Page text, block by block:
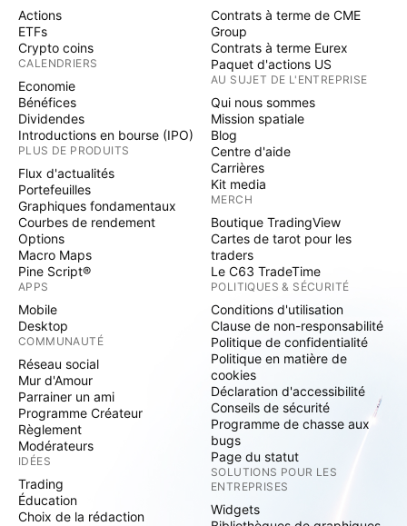
Actions
ETFs
Crypto coins
CALENDRIERS
Economie
Bénéfices
Dividendes
Introductions en bourse (IPO)
PLUS DE PRODUITS
Flux d'actualités
Portefeuilles
Graphiques fondamentaux
Courbes de rendement
Options
Macro Maps
Pine Script®
APPS
Mobile
Desktop
COMMUNAUTÉ
Réseau social
Mur d'Amour
Parrainer un ami
Programme Créateur
Règlement
Modérateurs
IDÉES
Trading
Éducation
Choix de la rédaction
Contrats à terme de CME
Group
Contrats à terme Eurex
Paquet d'actions US
AU SUJET DE L'ENTREPRISE
Qui nous sommes
Mission spatiale
Blog
Centre d'aide
Carrières
Kit media
MERCH
Boutique TradingView
Cartes de tarot pour les
traders
Le C63 TradeTime
POLITIQUES & SÉCURITÉ
Conditions d'utilisation
Clause de non-responsabilité
Politique de confidentialité
Politique en matière de
cookies
Déclaration d'accessibilité
Conseils de sécurité
Programme de chasse aux
bugs
Page du statut
SOLUTIONS POUR LES
ENTREPRISES
Widgets